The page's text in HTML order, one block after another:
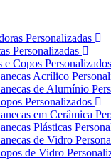
Personalizadas
Personalizadas
e Copos Personalizados
Acrílico
de Alumínio
Personalizados
em Cerâmica
Plásticas
de Vidro
de Vidro